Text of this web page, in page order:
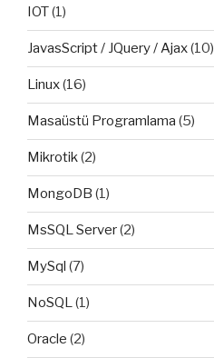
IOT(1)
JavasScript / JQuery / Ajax(10)
Linux(16)
Masaüstü Programlama (5)
Mikrotik(2)
MongoDB (1)
MsSQL Server(2)
MySql (7)
NoSQL(1)
Oracle (2)